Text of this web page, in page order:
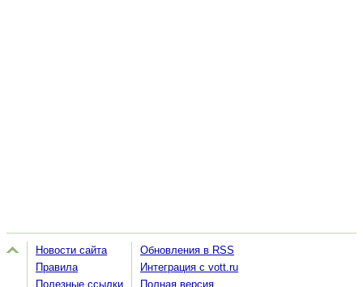
Новости сайта
Правила
Полезные ссылки
Обновления в RSS
Интеграция с vott.ru
Полная версия